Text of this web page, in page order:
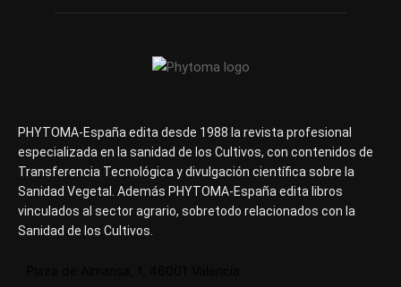
PHYTOMA-España edita desde 1988 la revista profesional
especializada en la sanidad de los Cultivos, con contenidos de
Transferencia Tecnológica y divulgación científica sobre la
Sanidad Vegetal. Además PHYTOMA-España edita libros
vinculados al sector agrario, sobretodo relacionados con la
Sanidad de los Cultivos.